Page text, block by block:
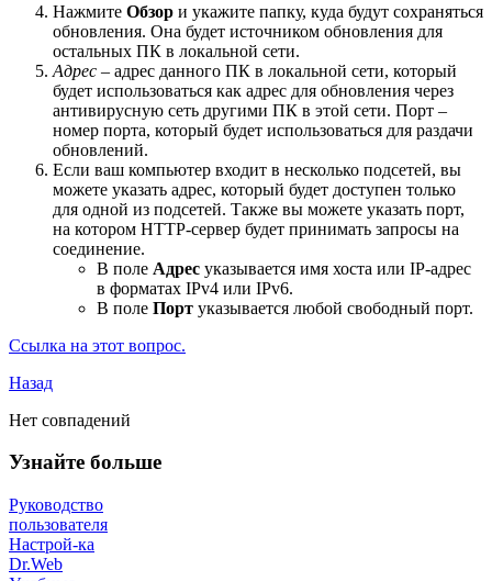
Нажмите Обзор и укажите папку, куда будут сохраняться
обновления. Она будет источником обновления для
остальных ПК в локальной сети.
Адрес – адрес данного ПК в локальной сети, который
будет использоваться как адрес для обновления через
антивирусную сеть другими ПК в этой сети. Порт –
номер порта, который будет использоваться для раздачи
обновлений.
Если ваш компьютер входит в несколько подсетей, вы
можете указать адрес, который будет доступен только
для одной из подсетей. Также вы можете указать порт,
на котором HTTP-сервер будет принимать запросы на
соединение.
В поле Адрес указывается имя хоста или IP-адрес
в форматах IPv4 или IPv6.
В поле Порт указывается любой свободный порт.
Ссылка на этот вопрос.
Назад
Нет совпадений
Узнайте больше
Руководство
пользователя
Настрой-ка
Dr.Web